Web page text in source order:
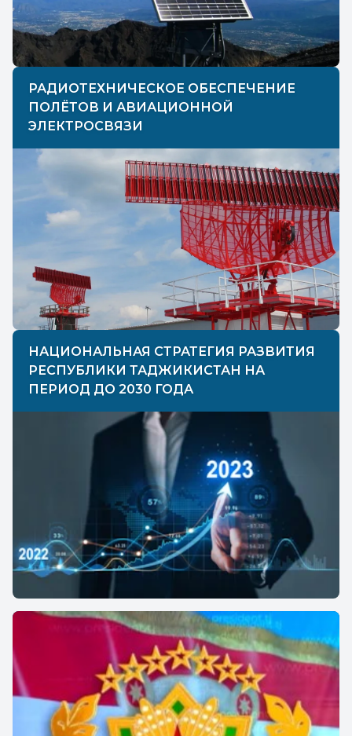
РАДИОТЕХНИЧЕСКОЕ ОБЕСПЕЧЕНИЕ
ПОЛЁТОВ И АВИАЦИОННОЙ
ЭЛЕКТРОСВЯЗИ
НАЦИОНАЛЬНАЯ СТРАТЕГИЯ РАЗВИТИЯ
РЕСПУБЛИКИ ТАДЖИКИСТАН НА
ПЕРИОД ДО 2030 ГОДА